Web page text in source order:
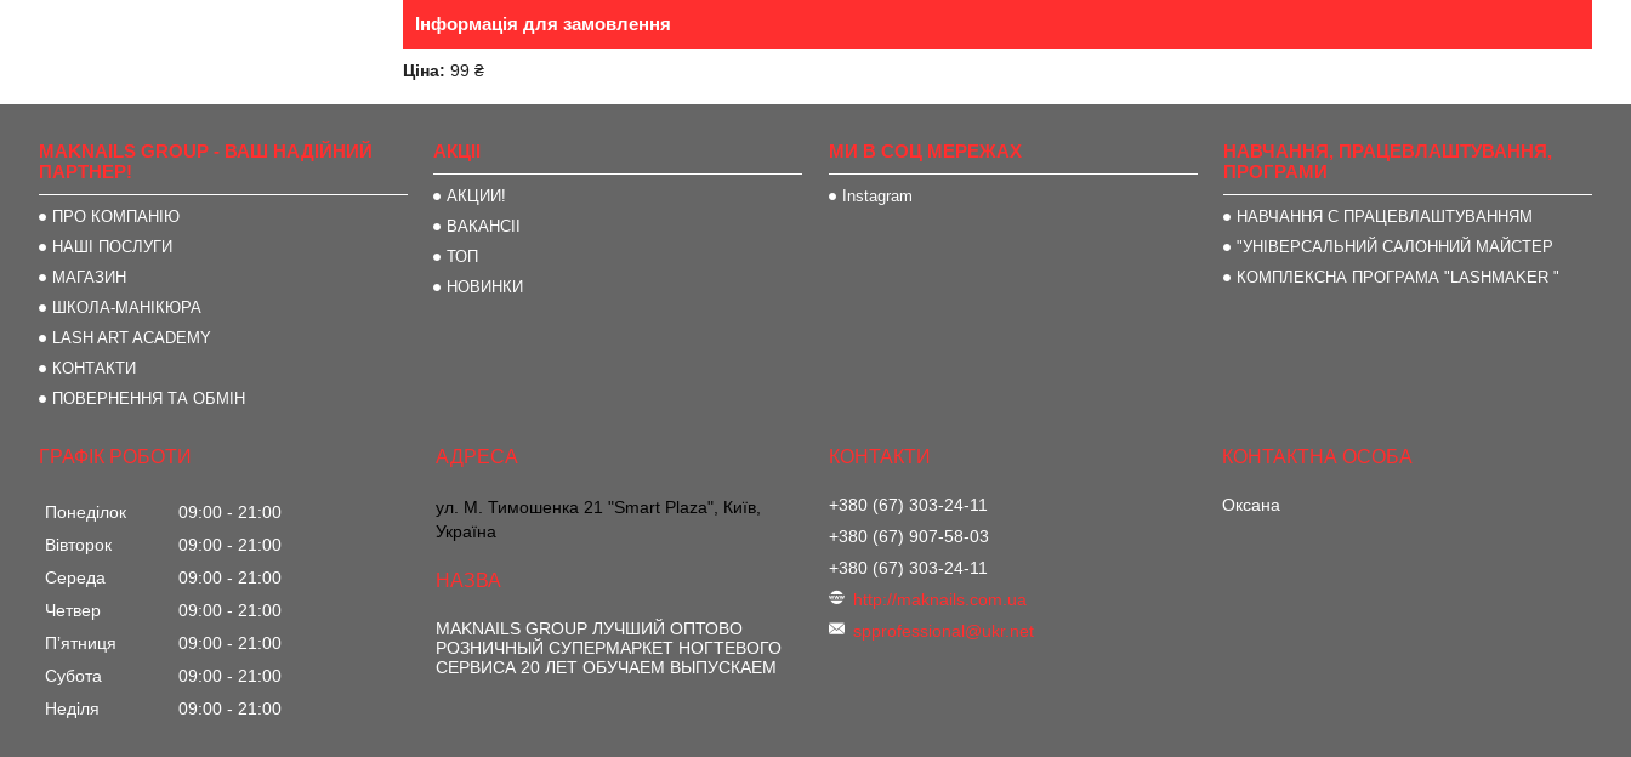
Інформація для замовлення
Ціна: 99 ₴
MAKNAILS GROUP - ВАШ НАДІЙНИЙ
ПАРТНЕР!
ПРО КОМПАНІЮ
НАШІ ПОСЛУГИ
МАГАЗИН
ШКОЛА-МАНІКЮРА
LASH ART ACADEMY
КОНТАКТИ
ПОВЕРНЕННЯ ТА ОБМІН
АКЦІІ
АКЦИИ!
ВАКАНСІІ
ТОП
НОВИНКИ
МИ В СОЦ МЕРЕЖАХ
Instagram
НАВЧАННЯ, ПРАЦЕВЛАШТУВАННЯ,
ПРОГРАМИ
НАВЧАННЯ С ПРАЦЕВЛАШТУВАННЯМ
"УНІВЕРСАЛЬНИЙ САЛОННИЙ МАЙСТЕР
КОМПЛЕКСНА ПРОГРАМА "LASHMAKER "
ГРАФІК РОБОТИ
Понеділок 09:00
21:00
Вівторок
09:00
21:00
Середа
09:00
21:00
Четвер
09:00
21:00
Пʼятниця
09:00
21:00
Субота
09:00
21:00
Неділя
09:00 21:00
ул. М. Тимошенка 21 "Smart Plaza", Київ,
Україна
MAKNAILS GROUP ЛУЧШИЙ ОПТОВО
РОЗНИЧНЫЙ СУПЕРМАРКЕТ НОГТЕВОГО
СЕРВИСА 20 ЛЕТ ОБУЧАЕМ ВЫПУСКАЕМ
+380 (67) 303-24-11
+380 (67) 907-58-03
+380 (67) 303-24-11
http://maknails.com.ua
spprofessional@ukr.net
Оксана